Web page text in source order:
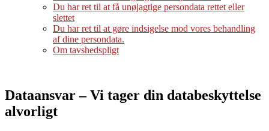
Du har ret til at få unøjagtige persondata rettet eller
slettet
Du har ret til at gøre indsigelse mod vores behandling
af dine persondata.
Om tavshedspligt
Dataansvar – Vi tager din databeskyttelse
alvorligt